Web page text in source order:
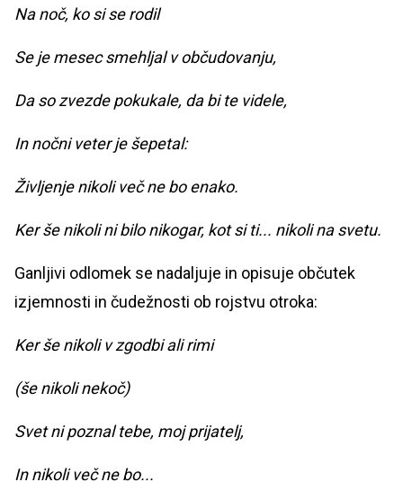
Na noč, ko si se rodil
Se je mesec smehljal v občudovanju,
Da so zvezde pokukale, da bi te videle,
In nočni veter je šepetal:
Življenje nikoli več ne bo enako.
Ker še nikoli ni bilo nikogar, kot si ti... nikoli na svetu.
Ganljivi odlomek se nadaljuje in opisuje občutek
izjemnosti in čudežnosti ob rojstvu otroka:
Ker še nikoli v zgodbi ali rimi
(še nikoli nekoč)
Svet ni poznal tebe, moj prijatelj,
In nikoli več ne bo...